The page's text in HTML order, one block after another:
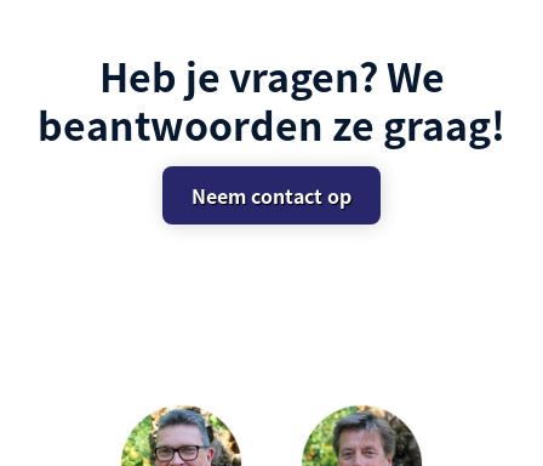
Heb je vragen? We
beantwoorden ze graag!
Neem contact op